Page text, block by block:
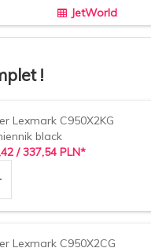
JetWorld
!
Lexmark C950X2KG
black
42 / 337,54 PLN*
Lexmark C950X2CG